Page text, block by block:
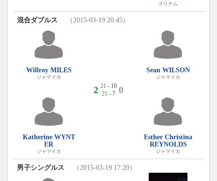
スリナム
混合ダブルス （2015-03-19 20:45）
Willroy MILES
ジャマイカ
Katherine WYNT
ER
ジャマイカ
2 21 - 10
21 - 7 0
Sean WILSON
ジャマイカ
Esther Christina
REYNOLDS
ジャマイカ
男子シングルス （2015-03-19 17:20）